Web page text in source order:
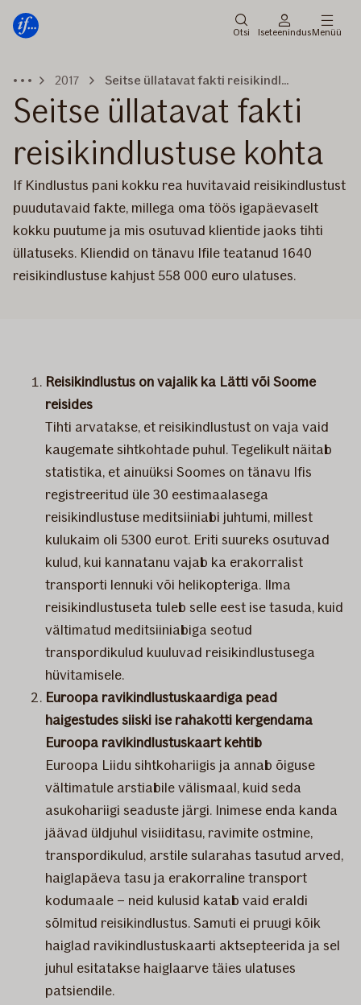
Otsi IseteenindusMenüü
2017 Seitse üllatavat fakti reisikindlustuse kohta
Seitse üllatavat fakti
reisikindlustuse kohta
If Kindlustus pani kokku rea huvitavaid reisikindlustust
puudutavaid fakte, millega oma töös igapäevaselt
kokku puutume ja mis osutuvad klientide jaoks tihti
üllatuseks. Kliendid on tänavu Ifile teatanud 1640
reisikindlustuse kahjust 558 000 euro ulatuses.
​Reisikindlustus on vajalik ka Lätti või Soome
reisides
Tihti arvatakse, et reisikindlustust on vaja vaid
kaugemate sihtkohtade puhul. Tegelikult näitab
statistika, et ainuüksi Soomes on tänavu Ifis
registreeritud üle 30 eestimaalasega
reisikindlustuse meditsiiniabi juhtumi, millest
kulukaim oli 5300 eurot. Eriti suureks osutuvad
kulud, kui kannatanu vajab ka erakorralist
transporti lennuki või helikopteriga. Ilma
reisikindlustuseta tuleb selle eest ise tasuda, kuid
vältimatud meditsiiniabiga seotud
transpordikulud kuuluvad reisikindlustusega
hüvitamisele.
Euroopa ravikindlustuskaardiga pead
haigestudes siiski ise rahakotti kergendama
Euroopa ravikindlustuskaart kehtib
Euroopa Liidu sihtkohariigis ja annab õiguse
vältimatule arstiabile välismaal, kuid seda
asukohariigi seaduste järgi. Inimese enda kanda
jäävad üldjuhul visiiditasu, ravimite ostmine,
transpordikulud, arstile sularahas tasutud arved,
haiglapäeva tasu ja erakorraline transport
kodumaale – neid kulusid katab vaid eraldi
sõlmitud reisikindlustus. Samuti ei pruugi kõik
haiglad ravikindlustuskaarti aktsepteerida ja sel
juhul esitatakse haiglaarve täies ulatuses
patsiendile.